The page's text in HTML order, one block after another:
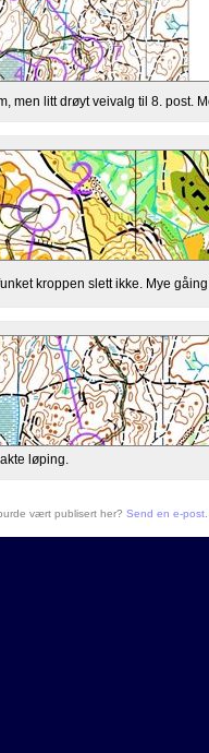
men litt drøyt veivalg til 8. post.
kroppen slett ikke. Mye
løping.
vært publisert her? Send en e-post